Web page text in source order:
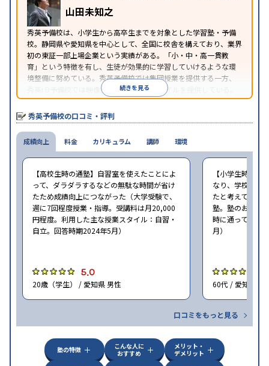
山田未知之
秀英予備校は、小学生から高卒生までを対象とした学習塾・予備
校。静岡県や愛知県を中心として、全国に校舎を構えており、業界
初の東証一部上場企業という実績がある。「小・中・高一貫教
育」という特徴を有し、生徒が効果的に学習していけるような環
境整備に努めている。秀英予備校では集団授業を提供する一方、
秀英i D予備校では映像授業による学習スタイルを提供している。
続きを見る
秀英予備校の口コミ・評判
成績向上
【高校生時の通塾】自習室を使えたことによ
って、ダラダラするなどの無駄な時間が省け
たため成績向上につながった（大学受験で、
週に7回程度授業・指導。受講料は月20,000
円程度。利用した主な授業スタイル：自習・
自立。回答時期2024年5月）
5.0
20歳（学生） / 愛知県 男性
【小学生時の通
なり、学校での
たと考えている
塾。塾のおすす
時に通っていた
月）
60代 / 愛知県 男
口コミをもっと見る
料金 カリキュラム 講師 環境
塾の特徴
こんな人に
おすすめ
メリット・
デメリット